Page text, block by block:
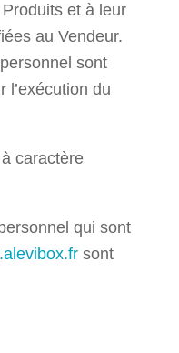
et à leur
au Vendeur.
sont
l’exécution du
caractère
qui sont
sont